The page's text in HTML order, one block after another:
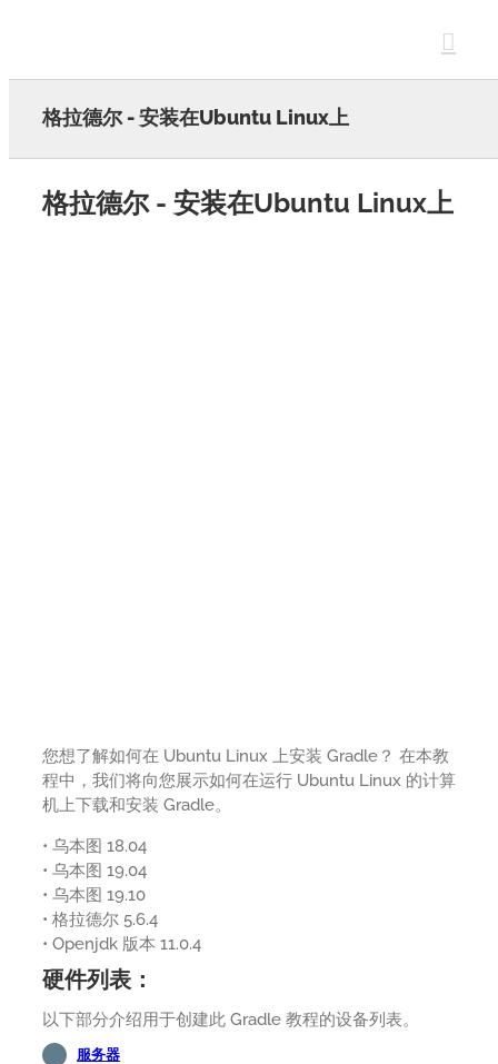
格拉德尔 - 安装在Ubuntu Linux上
格拉德尔 - 安装在Ubuntu Linux上
您想了解如何在 Ubuntu Linux 上安装 Gradle？ 在本教
程中，我们将向您展示如何在运行 Ubuntu Linux 的计算
机上下载和安装 Gradle。
• 乌本图 18.04
• 乌本图 19.04
• 乌本图 19.10
• 格拉德尔 5.6.4
• Openjdk 版本 11.0.4
硬件列表：
以下部分介绍用于创建此 Gradle 教程的设备列表。
服务器